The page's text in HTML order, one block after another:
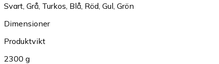
Svart Grå Turkos Blå Röd Gul Grön
Dimensioner
Produktvikt
2300 g